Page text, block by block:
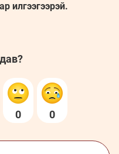
илгээгээрэй.
0 0